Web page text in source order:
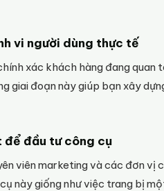
vi người dùng thực tế
xác khách hàng đang
giai đoạn này giúp bạn xây
để đầu tư công cụ
viên marketing và các đơn vị
này giống như việc trang bị